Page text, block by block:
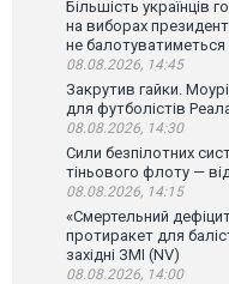
Більшість українців
на виборах
не
08.08.2026, 14:45
Закрутив гайки.
для футболістів
08.08.2026, 14:30
Сили безпілотних
тіньового флоту —
08.08.2026, 14:15
«Смертельний
протиракет для
західні ЗМІ (NV)
08.08.2026, 14:00